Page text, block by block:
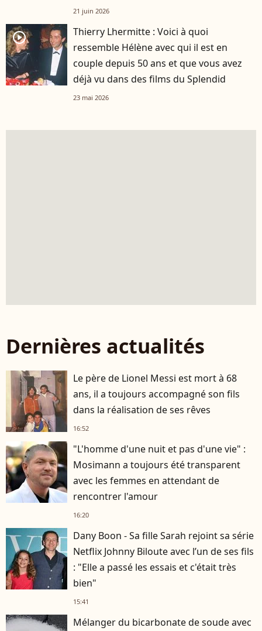
21 juin 2026
player2
Thierry Lhermitte : Voici à quoi
ressemble Hélène avec qui il est en
couple depuis 50 ans et que vous avez
déjà vu dans des films du Splendid
23 mai 2026
Dernières actualités
Le père de Lionel Messi est mort à 68
ans, il a toujours accompagné son fils
dans la réalisation de ses rêves
16:52
"L'homme d'une nuit et pas d'une vie" :
Mosimann a toujours été transparent
avec les femmes en attendant de
rencontrer l'amour
16:20
Dany Boon - Sa fille Sarah rejoint sa série
Netflix Johnny Biloute avec l’un de ses fils
: "Elle a passé les essais et c'était très
bien"
15:41
Mélanger du bicarbonate de soude avec